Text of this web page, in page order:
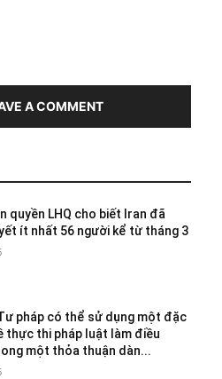
A COMMENT
quyền LHQ cho biết Iran đã
ít nhất 56 người kể từ tháng 3
pháp có thể sử dụng một đặc
thực thi pháp luật làm điều
một thỏa thuận dàn...